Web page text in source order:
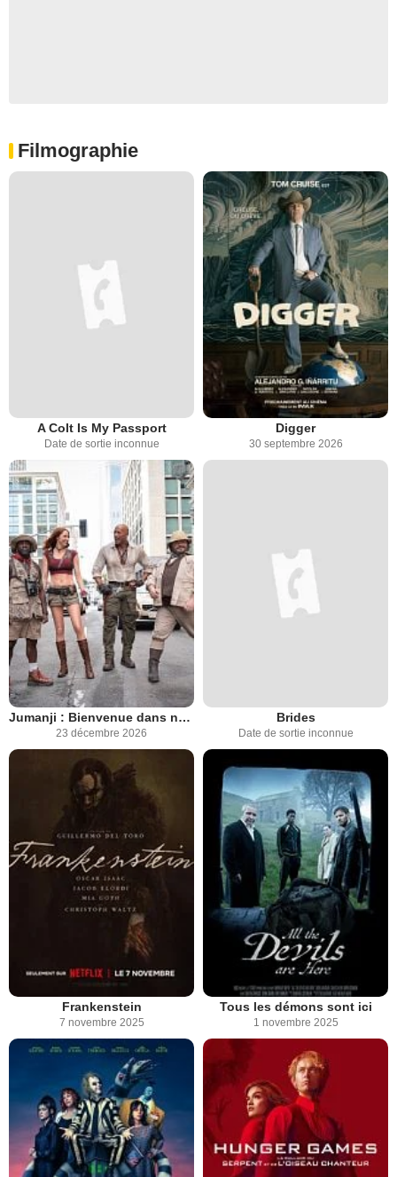
Filmographie
A Colt Is My Passport
Date de sortie inconnue
Digger
30 septembre 2026
Jumanji : Bienvenue dans notre monde
23 décembre 2026
Brides
Date de sortie inconnue
Frankenstein
7 novembre 2025
Tous les démons sont ici
1 novembre 2025